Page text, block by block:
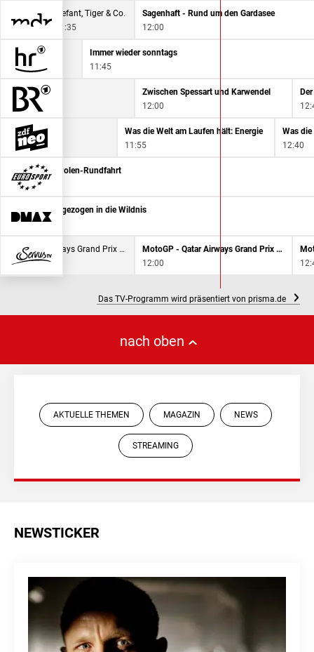
Elefant, Tiger & Co.
11:35
Sagenhaft - Rund um den Gardasee
12:00
Immer wieder sonntags
11:45
der Zukunft
Zwischen Spessart und Karwendel
12:00
Planet
Was die Welt am Laufen hält: Energie
11:55
12:40
Radsport: Polen-Rundfahrt
11:25
Survival - Ausgezogen in die Wildnis
MotoGP - Qatar Airways Grand Prix von Großbritannien
MotoGP - Qatar Airways Grand Prix von Großbritannien
12:00
Das TV-Programm wird präsentiert von prisma.de
nach oben
AKTUELLE THEMEN MAGAZIN NEWS
STREAMING
NEWSTICKER